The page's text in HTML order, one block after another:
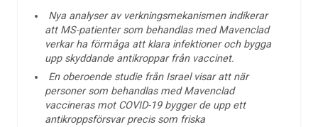
Nya analyser av verkningsmekanismen indikerar
att MS-patienter som behandlas med Mavenclad
verkar ha förmåga att klara infektioner och bygga
upp skyddande antikroppar från vaccinet.
En oberoende studie från Israel visar att när
personer som behandlas med Mavenclad
vaccineras mot COVID-19 bygger de upp ett
antikroppsförsvar precis som friska